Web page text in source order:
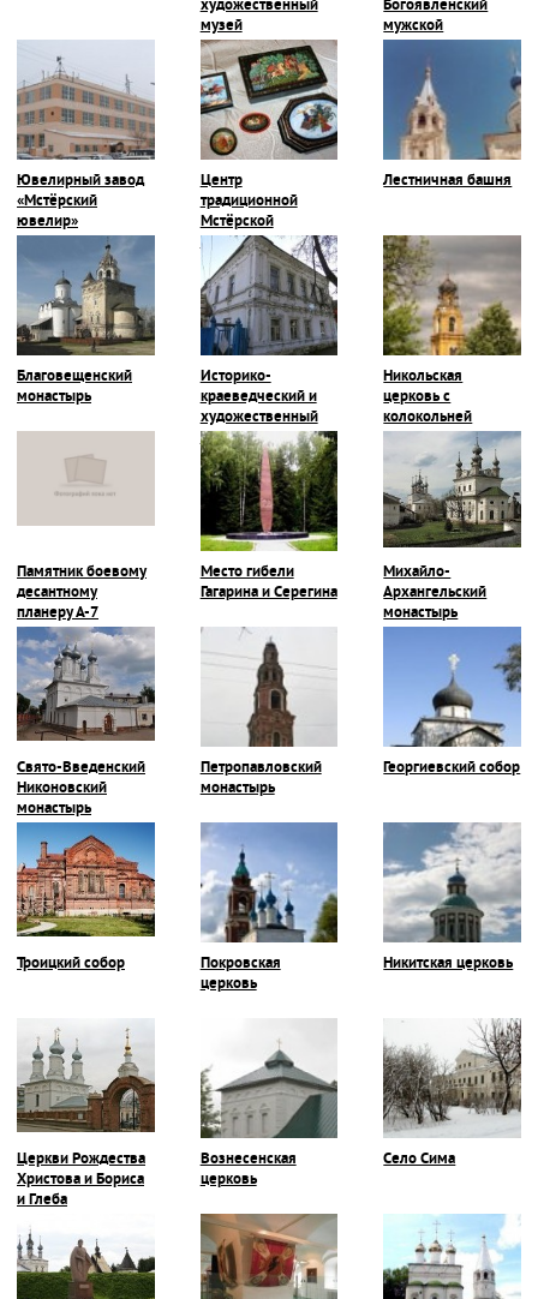
художественный
музей
Богоявленский
мужской
Ювелирный завод
«Мстёрский
ювелир»
Центр
традиционной
Мстёрской
миниатюры
Лестничная башня
Благовещенский
монастырь
Историко-
краеведческий и
художественный
музей
Никольская
церковь с
колокольней
Памятник боевому
десантному
планеру А-7
Место гибели
Гагарина и Серегина
Михайло-
Архангельский
монастырь
Свято-Введенский
Никоновский
монастырь
Петропавловский
монастырь
Георгиевский собор
Троицкий собор
Покровская
церковь
Никитская церковь
Церкви Рождества
Христова и Бориса
и Глеба
Вознесенская
церковь
Село Сима